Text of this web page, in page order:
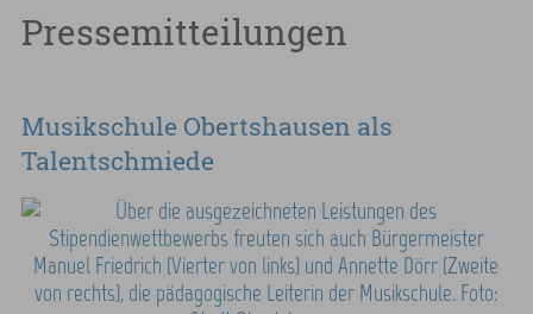
Pressemitteilungen
Musikschule Obertshausen als
Talentschmiede